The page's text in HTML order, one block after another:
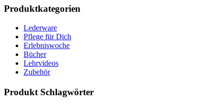
Produktkategorien
Lederware
Pflege für Dich
Erlebniswoche
Bücher
Lehrvideos
Zubehör
Produkt Schlagwörter